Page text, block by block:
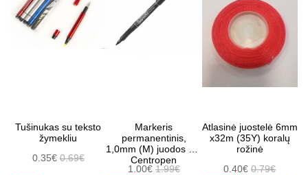
Tušinukas su teksto
žymekliu
0.35€0.69€
Markeris
permanentinis,
1,0mm (M) juodos sp.
Centropen
1.00€ 1.99€
Atlasinė juostelė 6mm
x32m (35Y) koralų
rožinė
0.40€0.79€